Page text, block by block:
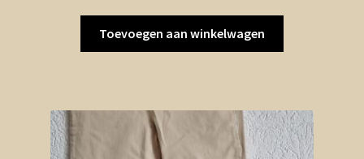
Toevoegen aan winkelwagen